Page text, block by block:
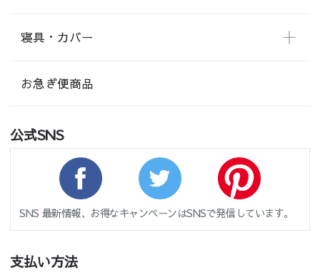
寝具・カバー
お急ぎ便商品
公式SNS
SNS 最新情報、お得なキャンペーンはSNSで発信しています。
支払い方法